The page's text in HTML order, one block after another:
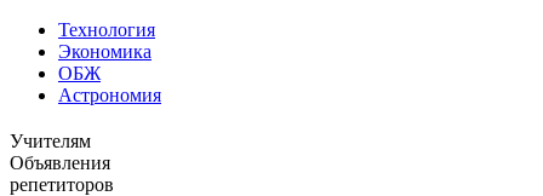
Технология
Экономика
ОБЖ
Астрономия
Учителям
Объявления
репетиторов